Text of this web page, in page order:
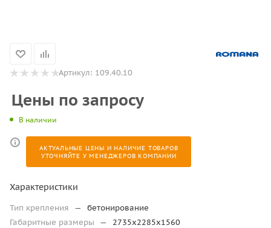
Артикул: 109.40.10
Цены по запросу
В наличии
АКТУАЛЬНЫЕ ЦЕНЫ И НАЛИЧИЕ ТОВАРОВ
УТОЧНЯЙТЕ У МЕНЕДЖЕРОВ КОМПАНИИ
Характеристики
Тип крепления —
бетонирование
Габаритные размеры
—
2735х2285х1560